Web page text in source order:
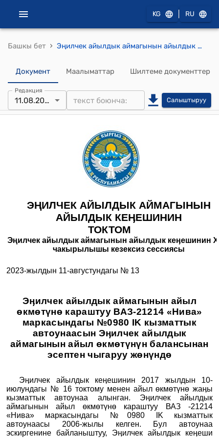
KG RU
Башкы бет › Эңилчек айылдык аймагынын айылдык кеңешинин 2023-жылдын 11-августундагы № 13 “Эӊилчек айылдык аймагынын айыл өкмөтүнө караштуу ВАЗ-21214 «Нива» маркасындагы №0980 IK кызматтык автоунаасын Эӊилчек айылдык аймагынын айыл өкмөтүнүн балансынан эсептен чыгаруу жөнүндө” токтому
Документ Маалыматтар Шилтеме документтер
Редакция
11.08.2023 Салыштыруу